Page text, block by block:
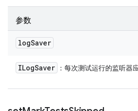
参数
logSaver
ILogSaver ：每次测试运行的监听器